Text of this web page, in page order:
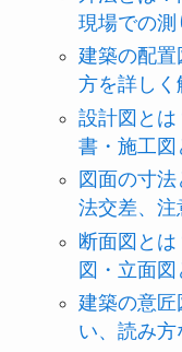
現場での測
建築の配置
方を詳しく
設計図とは
書・施工
図面の寸
法交差、注
断面図と
図・立面
建築の意匠
い、読み